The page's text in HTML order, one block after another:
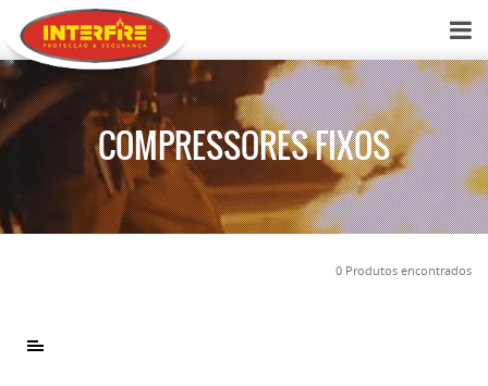
COMPRESSORES FIXOS
0 Produtos encontrados